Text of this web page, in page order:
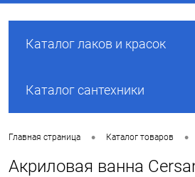
Каталог лаков и красок
Каталог сантехники
Главная страница • Каталог товаров •
Акриловая ванна